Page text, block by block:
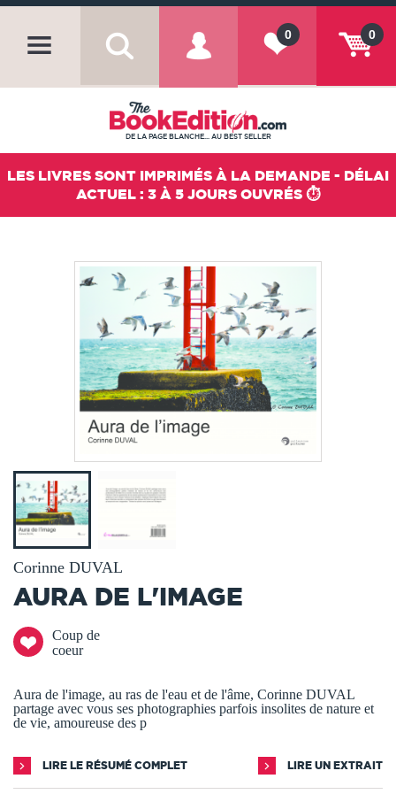
0
0
DE LA PAGE BLANCHE... AU BEST SELLER
LES LIVRES SONT IMPRIMÉS À LA DEMANDE - DÉLAI
ACTUEL : 3 À 5 JOURS OUVRÉS ⏱️
Corinne DUVAL
AURA DE L'IMAGE
Coup de
coeur
Aura de l'image, au ras de l'eau et de l'âme, Corinne DUVAL
partage avec vous ses photographies parfois insolites de nature et
de vie, amoureuse des p
LIRE LE RÉSUMÉ COMPLET LIRE UN EXTRAIT